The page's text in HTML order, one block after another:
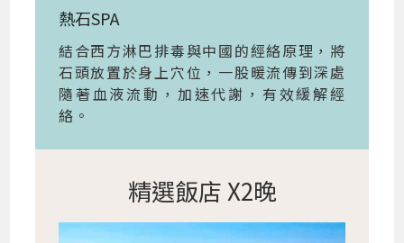
熱石SPA
結合西方淋巴排毒與中國的經絡原理，將
石頭放置於身上穴位，一股暖流傳到深處
隨著血液流動，加速代謝，有效緩解經
絡。
精選飯店 X2晚